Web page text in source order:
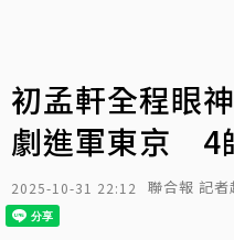
初孟軒全程眼
劇進軍東京 4
2025-10-31 22:12 聯合報 記